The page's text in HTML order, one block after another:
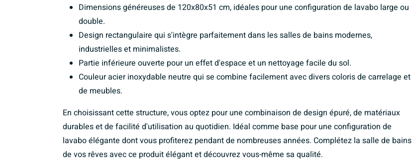
Dimensions généreuses de 120x80x51 cm, idéales pour une configuration de lavabo large ou
double.
Design rectangulaire qui s'intègre parfaitement dans les salles de bains modernes,
industrielles et minimalistes.
Partie inférieure ouverte pour un effet d'espace et un nettoyage facile du sol.
Couleur acier inoxydable neutre qui se combine facilement avec divers coloris de carrelage et
de meubles.
En choisissant cette structure, vous optez pour une combinaison de design épuré, de matériaux
durables et de facilité d'utilisation au quotidien. Idéal comme base pour une configuration de
lavabo élégante dont vous profiterez pendant de nombreuses années. Complétez la salle de bains
de vos rêves avec ce produit élégant et découvrez vous-même sa qualité.